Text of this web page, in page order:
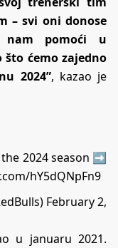
– svi oni donose
nam pomoći u
što ćemo zajedno
2024”, kazao je
2024 season ➡️
hY5dQNpFn9
February 2,
u januaru 2021.